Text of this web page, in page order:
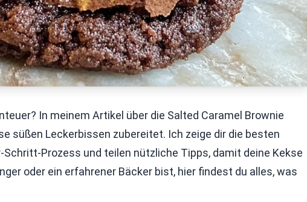
In meinem Artikel über die Salted Caramel Brownie
süßen Leckerbissen zubereitet. Ich zeige dir die besten
Prozess und teilen nützliche Tipps, damit deine Kekse
oder ein erfahrener Bäcker bist, hier findest du alles, was